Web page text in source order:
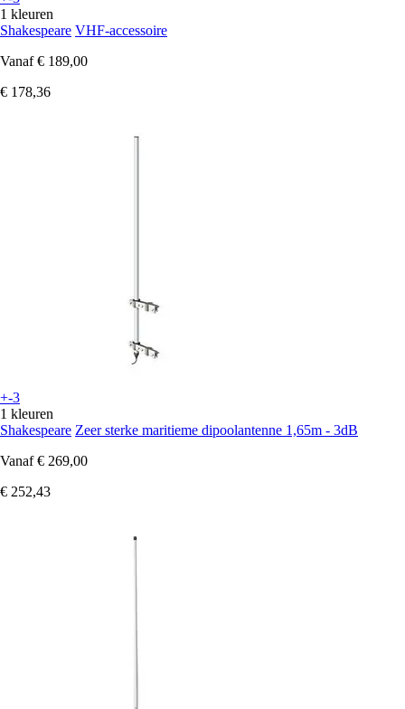
1 kleuren
Shakespeare VHF-accessoire
Vanaf € 189,00
€ 178,36
+-3
1 kleuren
Shakespeare Zeer sterke maritieme dipoolantenne 1,65m - 3dB
Vanaf € 269,00
€ 252,43